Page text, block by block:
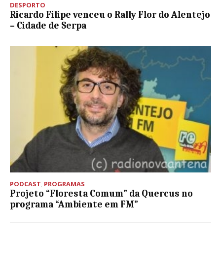
DESPORTO
Ricardo Filipe venceu o Rally Flor do Alentejo
– Cidade de Serpa
PODCAST, PROGRAMAS
Projeto “Floresta Comum” da Quercus no
programa “Ambiente em FM”